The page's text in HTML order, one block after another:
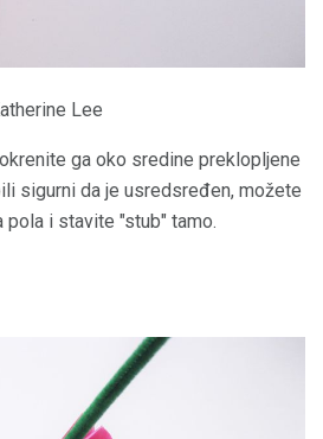
Lee
ga oko sredine preklopljene
sigurni da je usredsređen, možete
pola i stavite "stub" tamo.